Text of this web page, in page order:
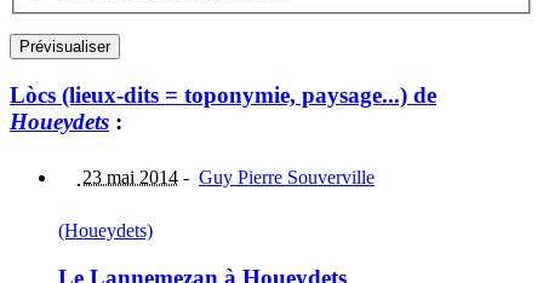
Lòcs (lieux-dits = toponymie, paysage...) de
Houeydets :
23 mai 2014 - Guy Pierre Souverville
(Houeydets)
Le Lannemezan à Houeydets